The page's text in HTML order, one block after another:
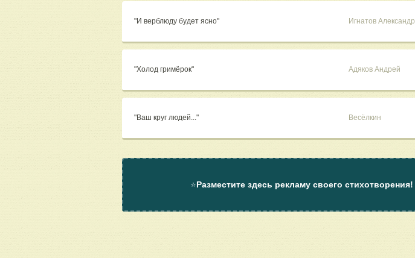
"И верблюду будет ясно" Игнатов Александр
"Холод гримёрок" Адяков Андрей
"Ваш круг людей..." Весёлкин
⭐Разместите здесь рекламу своего стихотворения!